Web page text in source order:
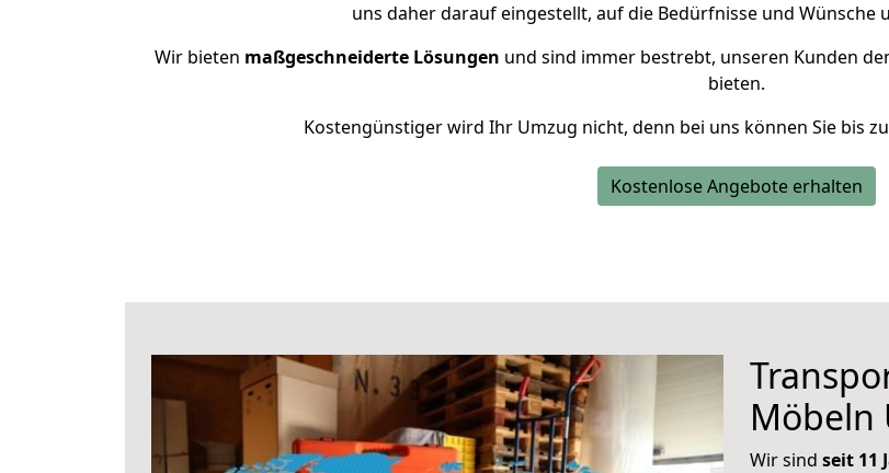
uns daher darauf eingestellt, auf die Bedürfnisse und Wünsche
Wir bieten maßgeschneiderte Lösungen und sind immer bestrebt, unseren Kunden
bieten.
Kostengünstiger wird Ihr Umzug nicht, denn bei uns können Sie bis zu
Kostenlose Angebote erhalten
Möbeln
Wir sind seit 11